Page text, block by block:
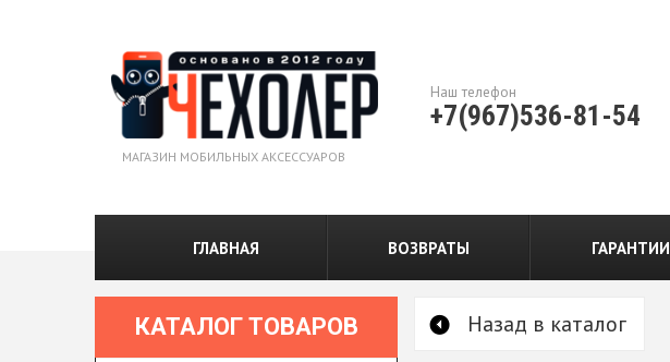
МАГАЗИН МОБИЛЬНЫХ АКСЕССУАРОВ
Наш телефон
+7(967)536-81-54
ГЛАВНАЯ ВОЗВРАТЫ ГАРАНТИИ
КАТАЛОГ ТОВАРОВ Назад в каталог